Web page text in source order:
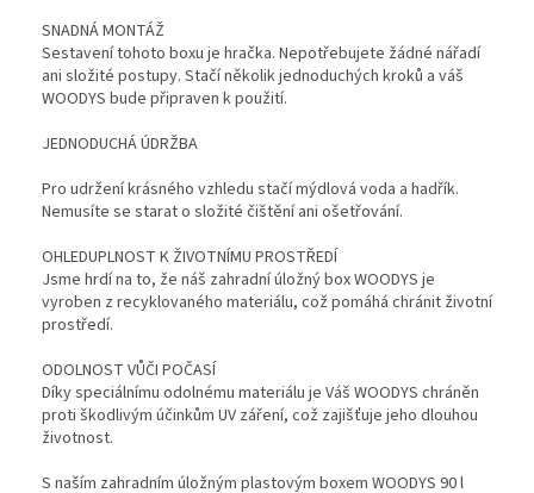
SNADNÁ MONTÁŽ
Sestavení tohoto boxu je hračka. Nepotřebujete žádné nářadí
ani složité postupy. Stačí několik jednoduchých kroků a váš
WOODYS bude připraven k použití.
JEDNODUCHÁ ÚDRŽBA
Pro udržení krásného vzhledu stačí mýdlová voda a hadřík.
Nemusíte se starat o složité čištění ani ošetřování.
OHLEDUPLNOST K ŽIVOTNÍMU PROSTŘEDÍ
Jsme hrdí na to, že náš zahradní úložný box WOODYS je
vyroben z recyklovaného materiálu, což pomáhá chránit životní
prostředí.
ODOLNOST VŮČI POČASÍ
Díky speciálnímu odolnému materiálu je Váš WOODYS chráněn
proti škodlivým účinkům UV záření, což zajišťuje jeho dlouhou
životnost.
S naším zahradním úložným plastovým boxem WOODYS 90 l